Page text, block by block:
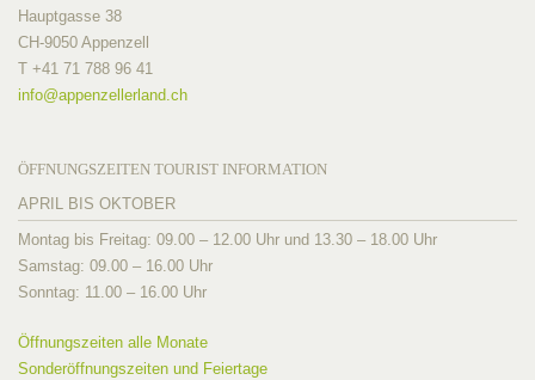
Hauptgasse 38
CH-9050 Appenzell
T +41 71 788 96 41
info@appenzellerland.ch
ÖFFNUNGSZEITEN TOURIST INFORMATION
APRIL BIS OKTOBER
Montag bis Freitag: 09.00 – 12.00 Uhr und 13.30 – 18.00 Uhr
Samstag: 09.00 – 16.00 Uhr
Sonntag: 11.00 – 16.00 Uhr
Öffnungszeiten alle Monate
Sonderöffnungszeiten und Feiertage